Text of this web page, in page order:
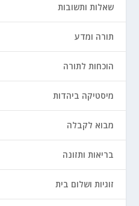
שאלות ותשובות
תורה ומדע
הוכחות לתורה
מיסטיקה ביהדות
מבוא לקבלה
בריאות ותזונה
זוגיות ושלום בית